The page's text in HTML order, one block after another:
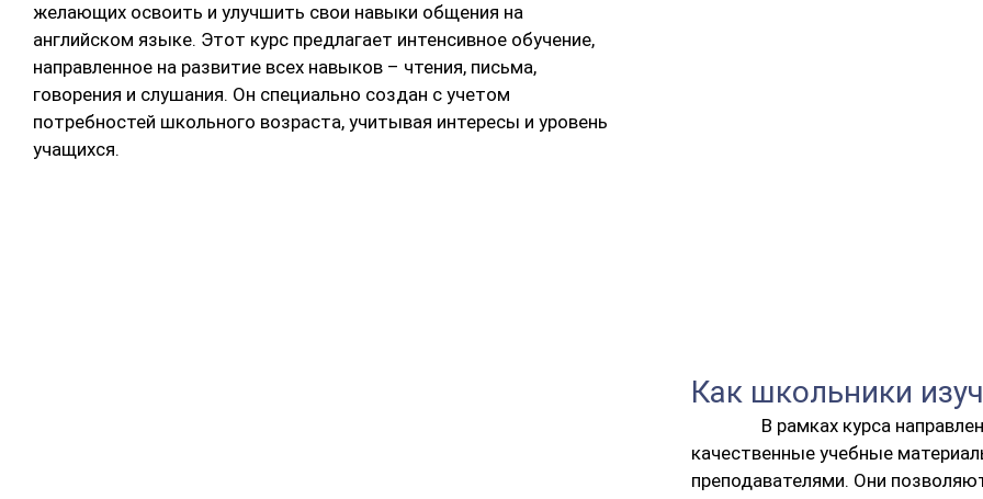
желающих освоить и улучшить свои навыки общения на
английском языке. Этот курс предлагает интенсивное обучение,
направленное на развитие всех навыков – чтения, письма,
говорения и слушания. Он специально создан с учетом
потребностей школьного возраста, учитывая интересы и уровень
учащихся.
Как школьники
В рамках курса
качественные учебные
преподавателями. Они